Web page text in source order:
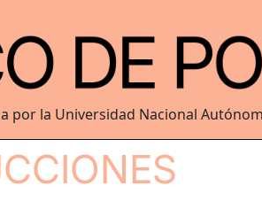
por la Universidad Nacional